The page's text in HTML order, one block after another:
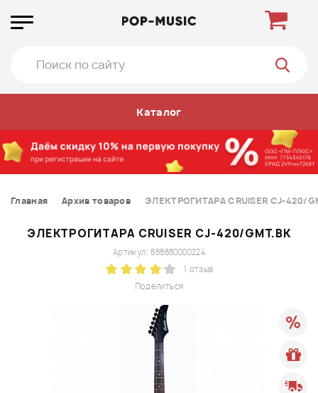
Каталог
Главная Архив товаров ЭЛЕКТРОГИТАРА CRUISER CJ-420/
ЭЛЕКТРОГИТАРА CRUISER CJ-420/GMT.BK
Поделиться
Артикул: 888880000224
1 отзыв